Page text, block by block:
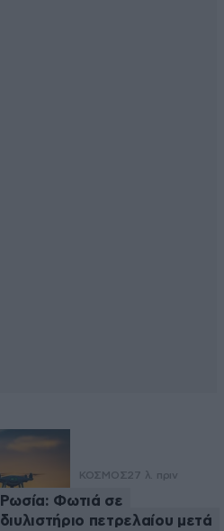
ΚΟΣΜΟΣ27 λ. πριν
Ρωσία: Φωτιά σε
διυλιστήριο πετρελαίου μετά